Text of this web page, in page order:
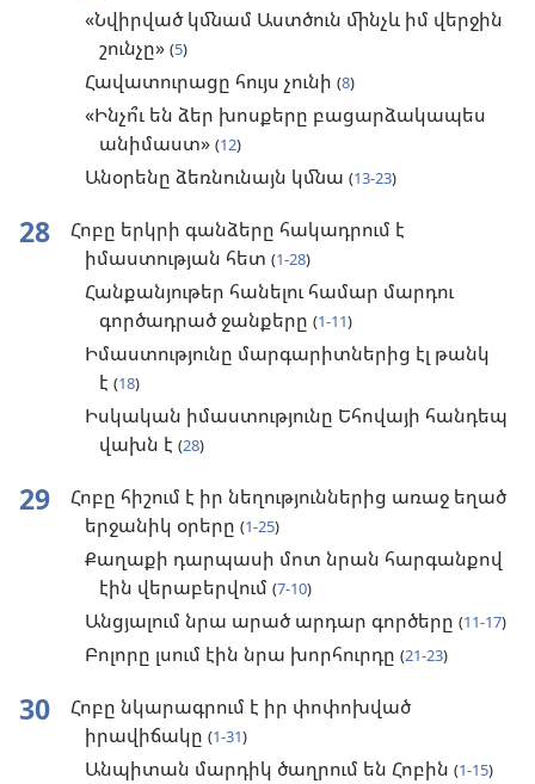
«Նվիրված կմնամ Աստծուն մինչև իմ վերջին
շունչը» (5)
Հավատուրացը հույս չունի (8)
«Ինչո՞ւ են ձեր խոսքերը բացարձակապես
անիմաստ» (12)
Անօրենը ձեռնունայն կմնա (13-23)
28
Հոբը երկրի գանձերը հակադրում է
իմաստության հետ (1-28)
Հանքանյութեր հանելու համար մարդու
գործադրած ջանքերը (1-11)
Իմաստությունը մարգարիտներից էլ թանկ
է (18)
Իսկական իմաստությունը Եհովայի հանդեպ
վախն է (28)
29
Հոբը հիշում է իր նեղություններից առաջ եղած
երջանիկ օրերը (1-25)
Քաղաքի դարպասի մոտ նրան հարգանքով
էին վերաբերվում (7-10)
Անցյալում նրա արած արդար գործերը (11-17)
Բոլորը լսում էին նրա խորհուրդը (21-23)
30
Հոբը նկարագրում է իր փոփոխված
իրավիճակը (1-31)
Անպիտան մարդիկ ծաղրում են Հոբին (1-15)